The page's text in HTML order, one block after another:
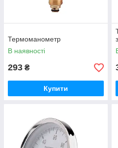
Термоманометр
В наявності
293 ₴
Купити